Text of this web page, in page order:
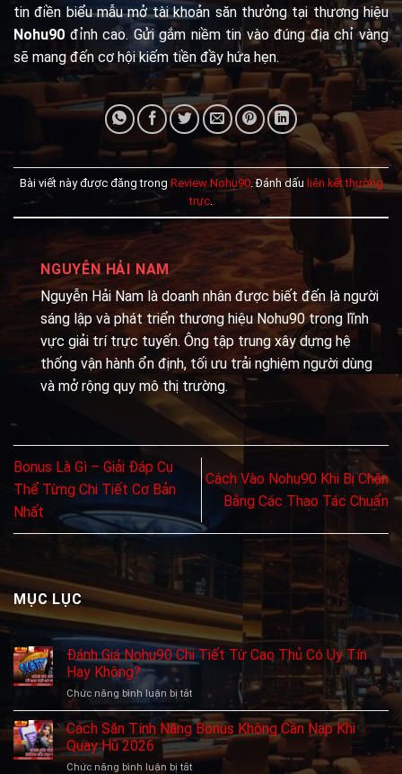
tin điền biểu mẫu mở tài khoản săn thưởng tại thương hiệu
Nohu90 đỉnh cao. Gửi gắm niềm tin vào đúng địa chỉ vàng
sẽ mang đến cơ hội kiếm tiền đầy hứa hẹn.
Bài viết này được đăng trong Review Nohu90. Đánh dấu liên kết thường
trực
NGUYỄN HẢI NAM
Nguyễn Hải Nam là doanh nhân được biết đến là người
sáng lập và phát triển thương hiệu Nohu90 trong lĩnh
vực giải trí trực tuyến. Ông tập trung xây dựng hệ
thống vận hành ổn định, tối ưu trải nghiệm người dùng
và mở rộng quy mô thị trường.
Bonus Là Gì – Giải Đáp Cụ
Thể Từng Chi Tiết Cơ Bản
Nhất
Cách Vào Nohu90 Khi Bị Chặn
Bằng Các Thao Tác Chuẩn
MỤC LỤC
Đánh Giá Nohu90 Chi Tiết Từ Cao Thủ Có Uy Tín
Hay Không?
Chức năng bình luận bị tắt
Đánh
Giá
Nohu90
Chi
Cách Săn Tính Năng Bonus Không Cần Nạp Khi
Quay Hũ 2026
Chức năng bình luận bị tắt